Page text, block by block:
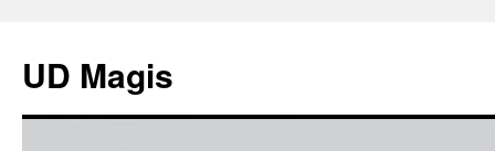
contenido
UD Magis